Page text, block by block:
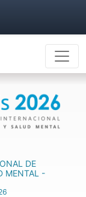
DE
MENTAL -